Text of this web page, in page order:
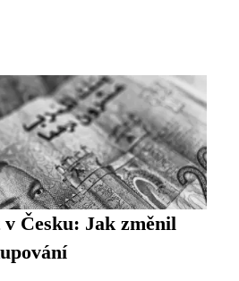
Česku: Jak změnil